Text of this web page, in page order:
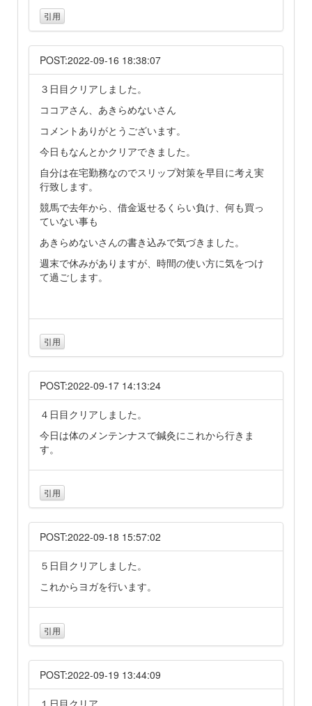
引用
POST:2022-09-16 18:38:07
３日目クリアしました。
ココアさん、あきらめないさん
コメントありがとうございます。
今日もなんとかクリアできました。
自分は在宅勤務なのでスリップ対策を早目に考え実
行致します。
競馬で去年から、借金返せるくらい負け、何も買っ
ていない事も
あきらめないさんの書き込みで気づきました。
週末で休みがありますが、時間の使い方に気をつけ
て過ごします。
引用
POST:2022-09-17 14:13:24
４日目クリアしました。
今日は体のメンテンナスで鍼灸にこれから行きま
す。
引用
POST:2022-09-18 15:57:02
５日目クリアしました。
これからヨガを行います。
引用
POST:2022-09-19 13:44:09
１日目クリア。